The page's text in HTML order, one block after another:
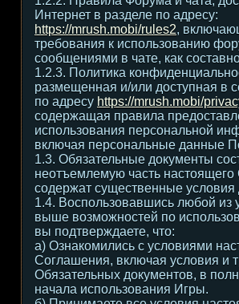
Интернет в разделе по адресу:
https://mrush.mobi/rules2,
требования к использованию
сообщениями в чате, как
1.2.3. Политика
размещенная и/или доступная в
по адресу https://mrush.mobi/
содержащая правила
использования персональной
включая персональные данные
1.3. Обязательные документы
неотъемлемую часть
содержат существенные условия
1.4. Воспользовавшись любой из
выше возможностей по
вы подтверждаете, что:
а) Ознакомились с условиями
Соглашения, включая условия и
Обязательных документов, в
начала использования Игры.